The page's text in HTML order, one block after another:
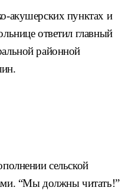
акушерских пунктах и
ответил главный
ной районной
полнении сельской
“Мы должны читать!”